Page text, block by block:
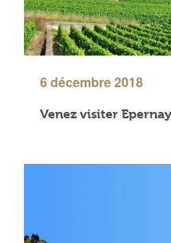
6 décembre 2018
Venez visiter